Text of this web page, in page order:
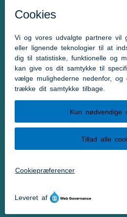
CVR.nr.: 29189854
Genveje
Kontakt kommunen
Presserum
Tilgængelighedserklæring
Følg os
Følg os på Facebook